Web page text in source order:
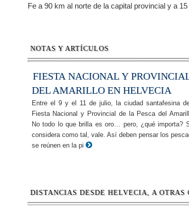
Fe a 90 km al norte de la capital provincial y a
NOTAS Y ARTÍCULOS
FIESTA NACIONAL Y
DEL AMARILLO EN HELVECIA
Entre el 9 y el 11 de julio, la ciudad santafesina
Fiesta Nacional y Provincial de la Pesca del
No todo lo que brilla es oro… pero, ¿qué importa?
considera como tal, vale. Así deben pensar los
se reúnen en la pi
DISTANCIAS DESDE HELVECIA, A OTRAS